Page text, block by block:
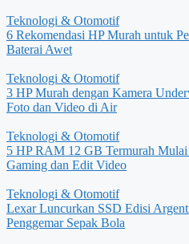
Teknologi & Otomotif
6 Rekomendasi HP Murah untuk
Baterai Awet
Teknologi & Otomotif
3 HP Murah dengan Kamera
Foto dan Video di Air
Teknologi & Otomotif
5 HP RAM 12 GB Termurah
Gaming dan Edit Video
Teknologi & Otomotif
Lexar Luncurkan SSD Edisi
Penggemar Sepak Bola